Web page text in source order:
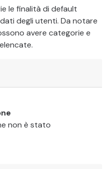
le finalità di default
degli utenti. Da notare
avere categorie e
non è stato